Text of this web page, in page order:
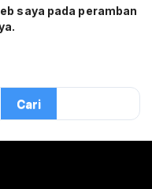
saya pada peramban